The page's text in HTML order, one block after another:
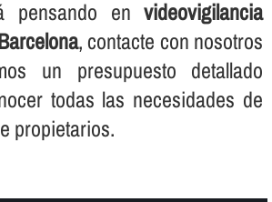
pensando envideovigilancia
, contacte con nosotros
un presupuesto detallado
todas las necesidades de
propietarios.